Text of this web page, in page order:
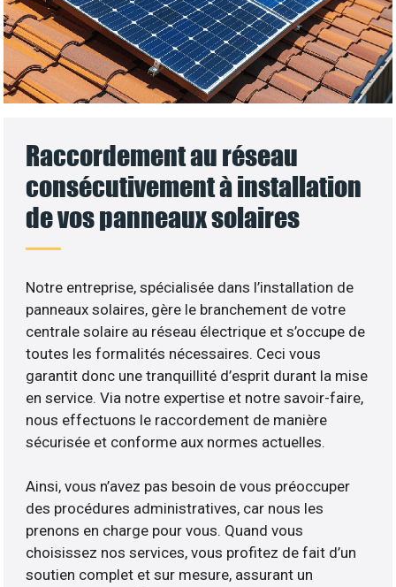
Raccordement au réseau
consécutivement à installation
de vos panneaux solaires
Notre entreprise, spécialisée dans l’installation de
panneaux solaires, gère le branchement de votre
centrale solaire au réseau électrique et s’occupe de
toutes les formalités nécessaires. Ceci vous
garantit donc une tranquillité d’esprit durant la mise
en service. Via notre expertise et notre savoir-faire,
nous effectuons le raccordement de manière
sécurisée et conforme aux normes actuelles.
Ainsi, vous n’avez pas besoin de vous préoccuper
des procédures administratives, car nous les
prenons en charge pour vous. Quand vous
choisissez nos services, vous profitez de fait d’un
soutien complet et sur mesure, assurant un